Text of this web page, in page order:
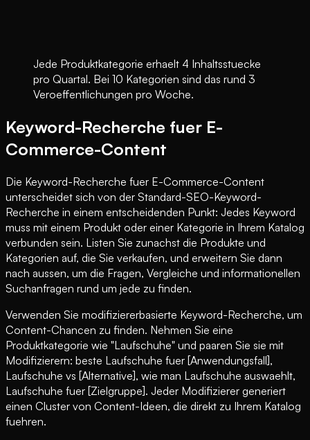
Jede Produktkategorie erhaelt 4 Inhaltsstuecke
pro Quartal. Bei 10 Kategorien sind das rund 3
Veroeffentlichungen pro Woche.
Keyword-Recherche fuer E-
Commerce-Content
Die Keyword-Recherche fuer E-Commerce-Content
unterscheidet sich von der Standard-SEO-Keyword-
Recherche in einem entscheidenden Punkt: Jedes Keyword
muss mit einem Produkt oder einer Kategorie in Ihrem Katalog
verbunden sein. Listen Sie zunachst die Produkte und
Kategorien auf, die Sie verkaufen, und erweitern Sie dann
nach aussen, um die Fragen, Vergleiche und informationellen
Suchanfragen rund um jede zu finden.
Verwenden Sie modifiziererbasierte Keyword-Recherche, um
Content-Chancen zu finden. Nehmen Sie eine
Produktkategorie wie "Laufschuhe" und paaren Sie sie mit
Modifizierern: beste Laufschuhe fuer [Anwendungsfall],
Laufschuhe vs [Alternative], wie man Laufschuhe auswaehlt,
Laufschuhe fuer [Zielgruppe]. Jeder Modifizierer generiert
einen Cluster von Content-Ideen, die direkt zu Ihrem Katalog
fuehren.